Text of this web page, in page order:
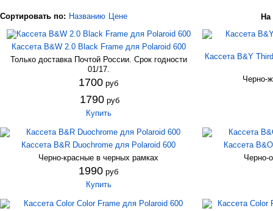
Сортировать по: Названию Цене На
Кассета B&W 2.0 Black Frame для Polaroid 600
Только доставка Почтой России. Срок годности
01/17.
1700 руб
1790 руб
Купить
Кассета B&Y
Черно-
Кассета B&R Duochrome для Polaroid 600
Черно-красные в черных рамках
1990 руб
Купить
Кассета
Черно-